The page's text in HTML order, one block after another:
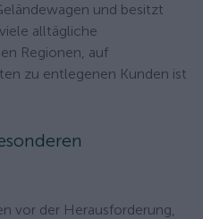
und besitzt
alltägliche
Regionen, auf
zu entlegenen Kunden ist
vor der Herausforderung,